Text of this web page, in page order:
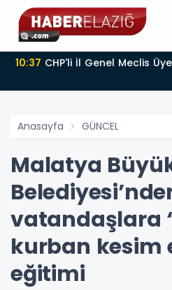
10:37 CHP'li İl Genel Meclis
Anasayfa GÜNCEL
Malatya
vatandaşlara
kurban kesim
eğitimi